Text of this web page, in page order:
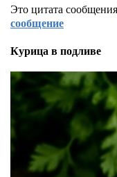
Это цитата сообщения
сообщение
Курица в подливе